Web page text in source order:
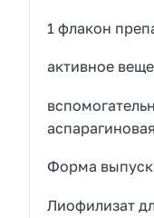
1 флакон
активное
Форма
Лиофилизат